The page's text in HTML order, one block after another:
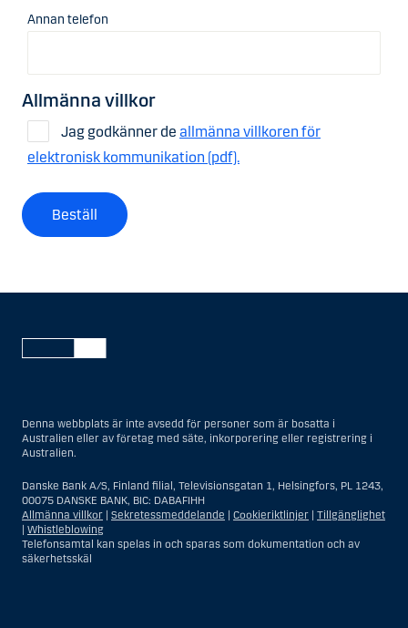
Annan telefon
Allmänna villkor
Jag godkänner de allmänna villkoren för
elektronisk kommunikation (pdf).
Beställ
Denna webbplats är inte avsedd för personer som är bosatta i
Australien eller av företag med säte, inkorporering eller registrering i
Australien.
Danske Bank A/S, Finland filial, Televisionsgatan 1, Helsingfors, PL 1243,
00075 DANSKE BANK, BIC: DABAFIHH
Allmänna villkor | Sekretessmeddelande | Cookieriktlinjer | Tillgänglighet
| Whistleblowing
Telefonsamtal kan spelas in och sparas som dokumentation och av
säkerhetsskäl